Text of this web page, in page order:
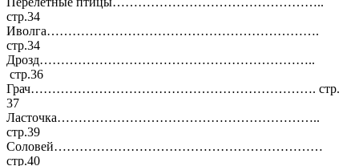
стр.34
Иволга……………………………………………………….
стр.34
Дрозд………………………………………………………..
стр.36
Грач…………………………………………………………. стр.
37
Ласточка……………………………………………………..
стр.39
Соловей………………………………………………………
стр.40